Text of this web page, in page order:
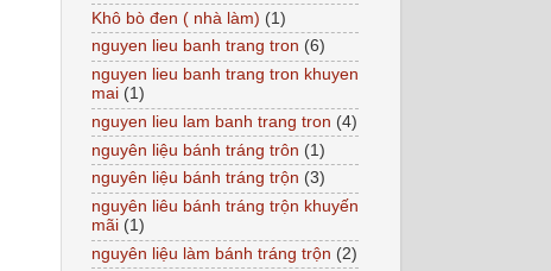
Khô bò đen ( nhà làm) (1)
nguyen lieu banh trang tron (6)
nguyen lieu banh trang tron khuyen
mai (1)
nguyen lieu lam banh trang tron (4)
nguyên liệu bánh tráng trôn (1)
nguyên liệu bánh tráng trộn (3)
nguyên liêu bánh tráng trộn khuyến
mãi (1)
nguyên liệu làm bánh tráng trộn (2)